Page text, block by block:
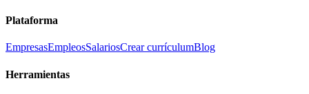
Plataforma
EmpresasEmpleosSalariosCrear currículumBlog
Herramientas